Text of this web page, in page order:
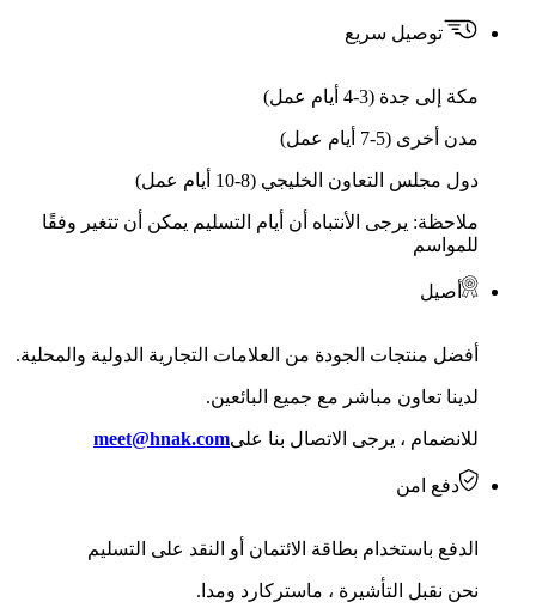
توصيل سريع
مكة إلى جدة (3-4 أيام عمل)
مدن أخرى (5-7 أيام عمل)
دول مجلس التعاون الخليجي (8-10 أيام عمل)
ملاحظة: يرجى الأنتباه أن أيام التسليم يمكن أن تتغير وفقًا
للمواسم
أصيل
أفضل منتجات الجودة من العلامات التجارية الدولية والمحلية.
لدينا تعاون مباشر مع جميع البائعين.
للانضمام ، يرجى الاتصال بنا علىmeet@hnak.com
دفع امن
الدفع باستخدام بطاقة الائتمان أو النقد على التسليم
نحن نقبل التأشيرة ، ماستركارد ومدا.